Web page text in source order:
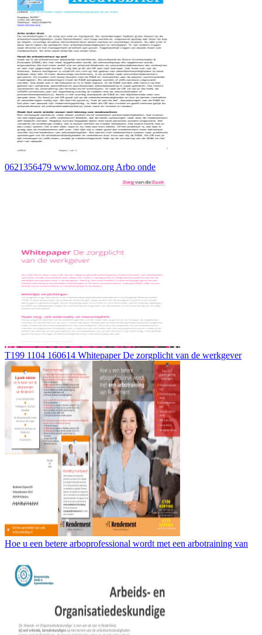
0621356479 www.lomoz.org Arbo onde
T199 1104 160614 Whitepaper De zorgplicht van de werkgever
Hoe u een betere arboprofessional wordt met een arbotraining van